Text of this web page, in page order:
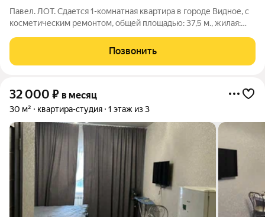
Павел. ЛОТ. Сдается 1-комнатная квартира в городе Видное, с
косметическим ремонтом, общей площадью: 37,5 м., жилая:
на 4 этаже панельного 17 этажного дома. Квартира
укомплектована всей
Позвонить
32 000 ₽ в месяц
30 м² квартира-студия 1 этаж из 3